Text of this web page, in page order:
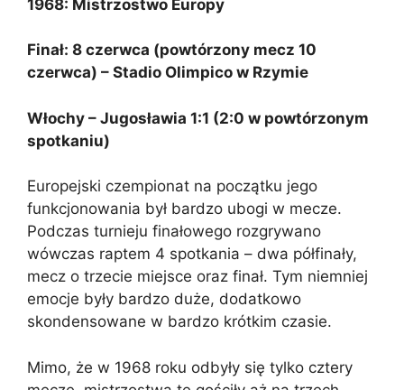
1968: Mistrzostwo Europy
Finał: 8 czerwca (powtórzony mecz 10
czerwca) – Stadio Olimpico w Rzymie
Włochy – Jugosławia 1:1 (2:0 w powtórzonym
spotkaniu)
Europejski czempionat na początku jego
funkcjonowania był bardzo ubogi w mecze.
Podczas turnieju finałowego rozgrywano
wówczas raptem 4 spotkania – dwa półfinały,
mecz o trzecie miejsce oraz finał. Tym niemniej
emocje były bardzo duże, dodatkowo
skondensowane w bardzo krótkim czasie.
Mimo, że w 1968 roku odbyły się tylko cztery